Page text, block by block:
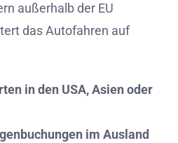
außerhalb der EU
das Autofahren auf
in den USA, Asien oder
im Ausland